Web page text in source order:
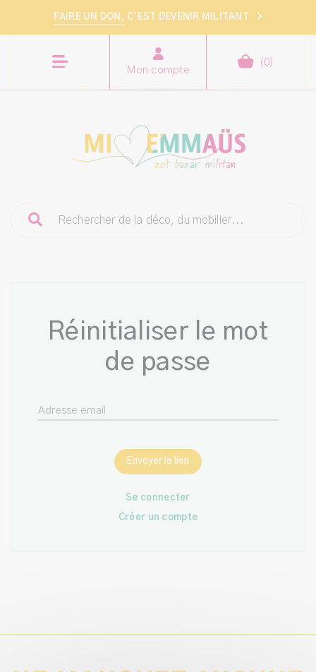
FAIRE UN DON, C’EST DEVENIR MILITANT >
Mon compte
( 0)
Réinitialiser le mot
de passe
Envoyer le lien
Se connecter
Créer un compte